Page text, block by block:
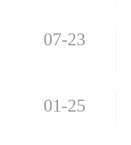
07-23
01-25